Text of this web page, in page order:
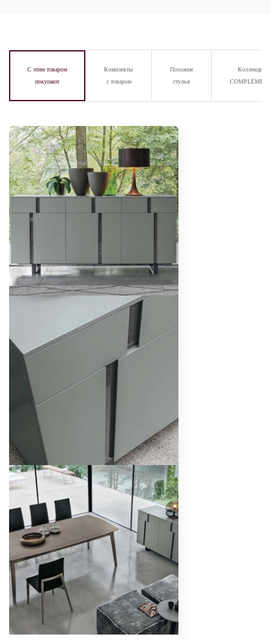
С этим товаром
покупают
Комплекты
с товаром
Похожие
стулья
Коллекция